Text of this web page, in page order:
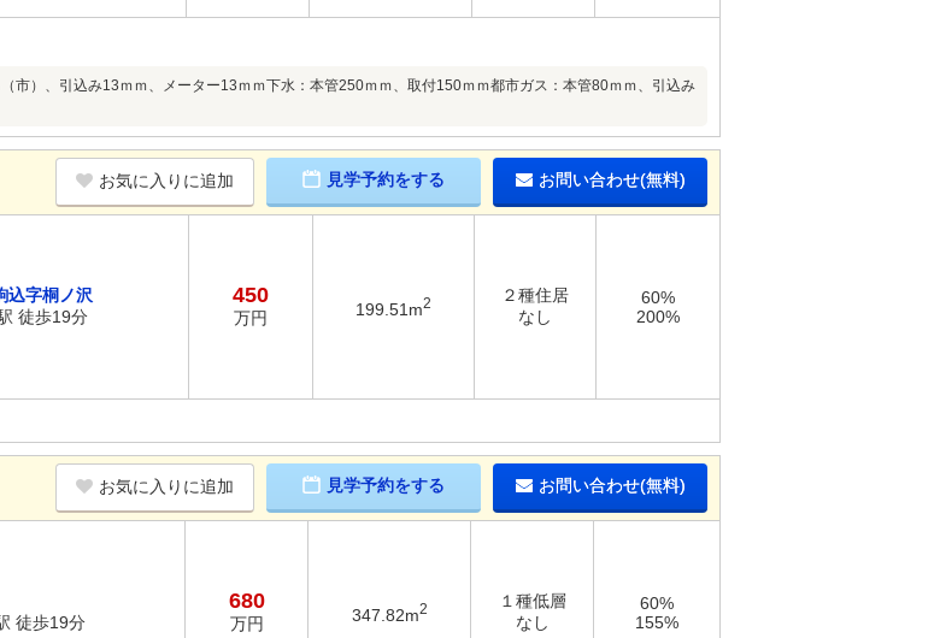
市）、引込み13ｍｍ、メーター13ｍｍ下水：本管250ｍｍ、取付150ｍｍ都市ガス：本管80ｍｍ、引込み
お気に入りに追加 見学予約をする お問い合わせ(無料)
込字桐ノ沢
徒歩19分
450
万円 199.51m2
２種住居
なし
60%
200%
お気に入りに追加 見学予約をする お問い合わせ(無料)
徒歩19分
680
万円 347.82m2
１種低層
なし
60%
155%